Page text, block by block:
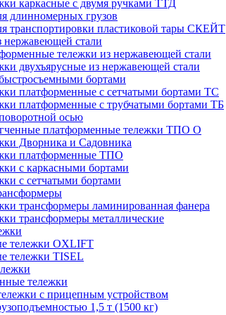
каркасные с двумя ручками ТТД
длинномерных грузов
транспортировки пластиковой тары СКЕЙТ
нержавеющей стали
тележки из нержавеющей стали
двухъярусные из нержавеющей стали
бортами
платформенные с сетчатыми бортами ТС
платформенные с трубчатыми бортами ТБ
осью
платформенные тележки ТПО О
Дворника и Садовника
платформенные ТПО
с каркасными бортами
с сетчатыми бортами
трансформеры ламинированная фанера
трансформеры металлические
тележки OXLIFT
тележки TISEL
тележки
с прицепным устройством
1,5 т (1500 кг)